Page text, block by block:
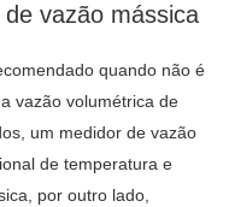
vazão mássica
quando não é
vazão volumétrica de
um medidor de vazão
de temperatura e
por outro lado,